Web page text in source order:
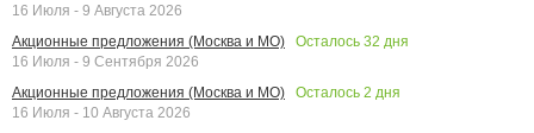
16 Июля - 9 Августа 2026
Акционные предложения (Москва и МО)
Осталось 32 дня
16 Июля - 9 Сентября 2026
Акционные предложения (Москва и МО)
Осталось 2 дня
16 Июля - 10 Августа 2026